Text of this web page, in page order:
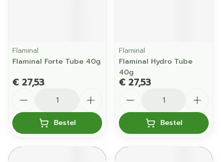
Flaminal
Flaminal Forte Tube 40g
€ 27,53
Bestel
Flaminal
Flaminal Hydro Tube
40g
€ 27,53
Bestel